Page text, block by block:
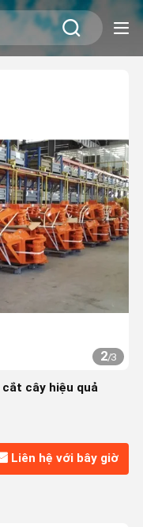
2/3
cây hiệu quả
Liên hệ với bây giờ